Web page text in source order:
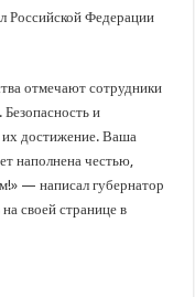
компанию
форум «Регион 93»
Российской Федерации
отмечают сотрудники
и
их достижение. Ваша
наполнена честью,
— написал губернатор
своей странице в